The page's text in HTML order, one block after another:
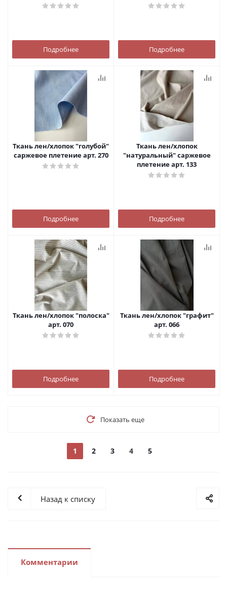
Подробнее Подробнее
Ткань лен/хлопок "голубой"
саржевое плетение арт. 270
Подробнее
Ткань лен/хлопок
"натуральный" саржевое
плетение арт. 133
Подробнее
Ткань лен/хлопок "полоска"
арт. 070
Подробнее
Ткань лен/хлопок "графит"
арт. 066
Подробнее
Показать еще
1 2 3 4 5
Назад к списку
Комментарии